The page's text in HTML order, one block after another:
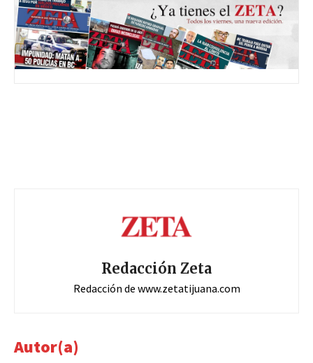
Redacción Zeta
Redacción de www.zetatijuana.com
Autor(a)